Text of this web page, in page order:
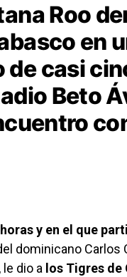
Roo
en
casi
Beto
y en el que
dominicano Carlos
dio a los Tigres de